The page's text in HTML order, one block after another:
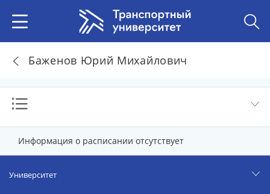
Баженов Юрий Михайлович
Информация о расписании отсутствует
Университет